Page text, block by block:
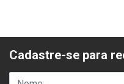
Cadastre-se para